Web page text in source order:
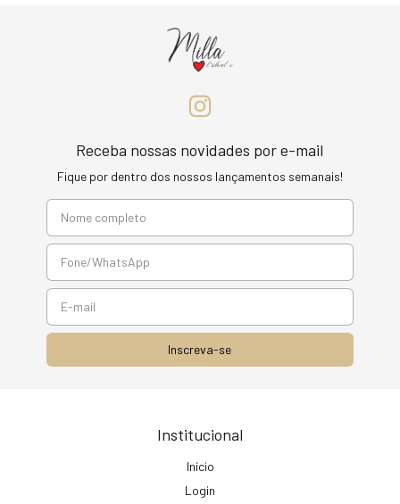
Receba nossas novidades por e-mail
Fique por dentro dos nossos lançamentos semanais!
Institucional
Início
Login